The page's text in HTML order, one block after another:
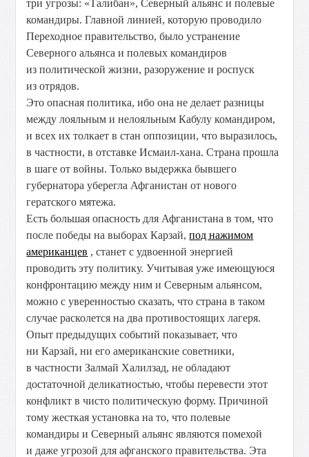
три угрозы: «Талибан», Северный альянс и полевые
командиры. Главной линией, которую проводило
Переходное правительство, было устранение
Северного альянса и полевых командиров
из политической жизни, разоружение и роспуск
из отрядов.
Это опасная политика, ибо она не делает разницы
между лояльным и нелояльным Кабулу командиром,
и всех их толкает в стан оппозиции, что выразилось,
в частности, в отставке Исмаил-хана. Страна прошла
в шаге от войны. Только выдержка бывшего
губернатора уберегла Афганистан от нового
гератского мятежа.
Есть большая опасность для Афганистана в том, что
после победы на выборах Карзай,под нажимом
американцев , станет с удвоенной энергией
проводить эту политику. Учитывая уже имеющуюся
конфронтацию между ним и Северным альянсом,
можно с уверенностью сказать, что страна в таком
случае расколется на два противостоящих лагеря.
Опыт предыдущих событий показывает, что
ни Карзай, ни его американские советники,
в частности Залмай Халилзад, не обладают
достаточной деликатностью, чтобы перевести этот
конфликт в чисто политическую форму. Причиной
тому жесткая установка на то, что полевые
командиры и Северный альянс являются помехой
и даже угрозой для афганского правительства. Эта